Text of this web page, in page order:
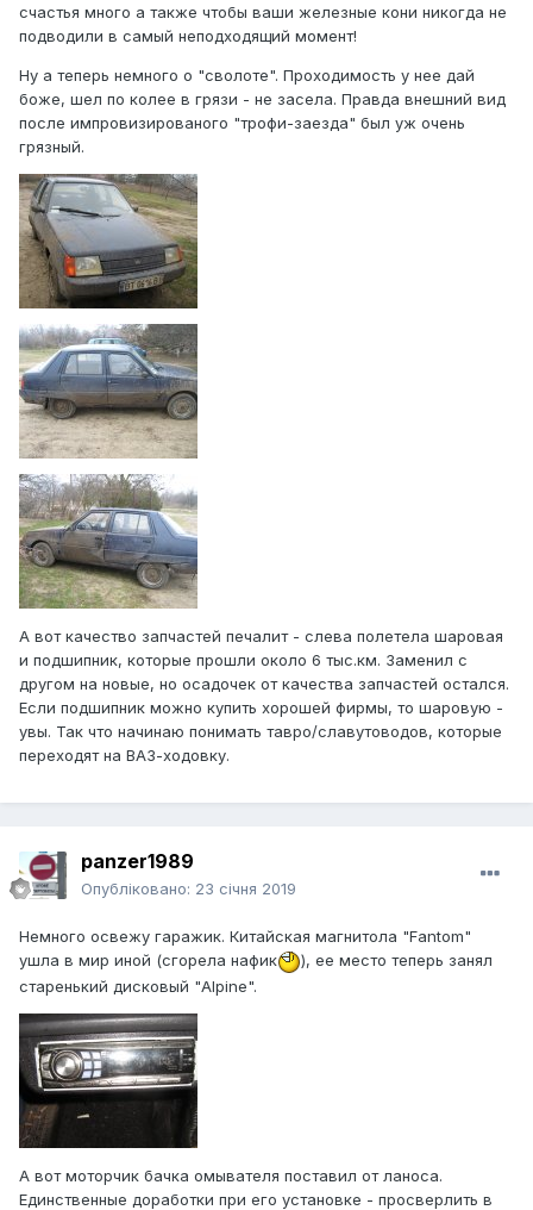
счастья много а также чтобы ваши железные кони никогда не
подводили в самый неподходящий момент!
Ну а теперь немного о "сволоте". Проходимость у нее дай
боже, шел по колее в грязи - не засела. Правда внешний вид
после импровизированого "трофи-заезда" был уж очень
грязный.
А вот качество запчастей печалит - слева полетела шаровая
и подшипник, которые прошли около 6 тыс.км. Заменил с
другом на новые, но осадочек от качества запчастей остался.
Если подшипник можно купить хорошей фирмы, то шаровую -
увы. Так что начинаю понимать тавро/славутоводов, которые
переходят на ВАЗ-ходовку.
panzer1989
Опубліковано: 23 січня 2019
Немного освежу гаражик. Китайская магнитола "Fantom"
ушла в мир иной (сгорела нафик
), ее место теперь занял
старенький дисковый "Alpine".
А вот моторчик бачка омывателя поставил от ланоса.
Единственные доработки при его установке - просверлить в